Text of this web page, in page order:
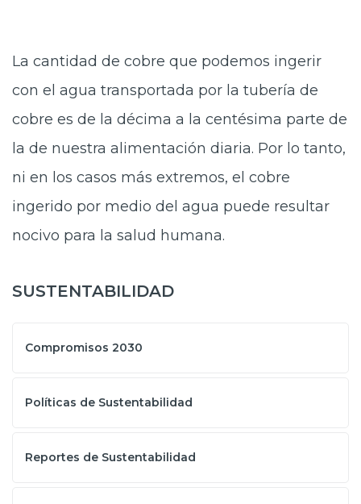
La cantidad de cobre que podemos ingerir
con el agua transportada por la tubería de
cobre es de la décima a la centésima parte de
la de nuestra alimentación diaria. Por lo tanto,
ni en los casos más extremos, el cobre
ingerido por medio del agua puede resultar
nocivo para la salud humana.
SUSTENTABILIDAD
Compromisos 2030
Políticas de Sustentabilidad
Reportes de Sustentabilidad